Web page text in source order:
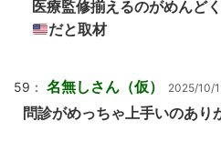
医療監修揃えるのがめんど
だと取材
59： 名無しさん（仮） 2025/10/
問診がめっちゃ上手いのあり